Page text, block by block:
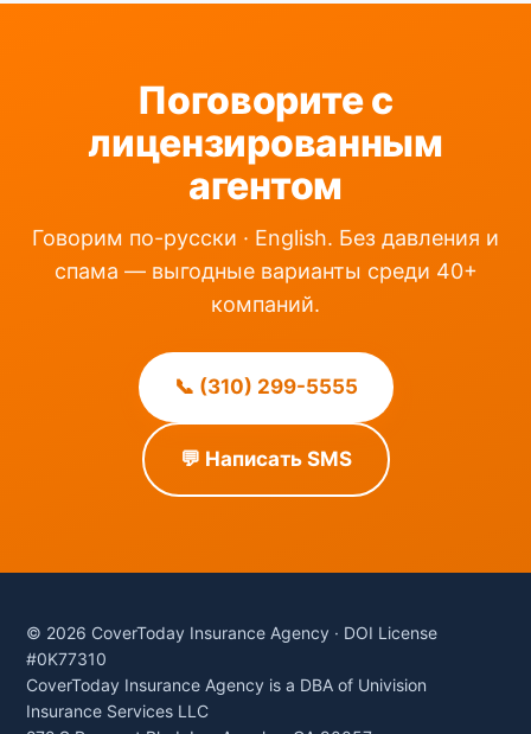
Поговорите с
лицензированным
агентом
Говорим по-русски · English. Без давления и
спама — выгодные варианты среди 40+
компаний.
📞 (310) 299-5555
💬 Написать SMS
© 2026 CoverToday Insurance Agency · DOI License
#0K77310
CoverToday Insurance Agency is a DBA of Univision
Insurance Services LLC